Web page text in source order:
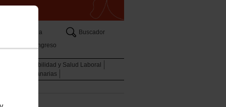
Agenda
Buscador
13 Congreso
Sostenibilidad y Salud Laboral
Descuentos Canarias